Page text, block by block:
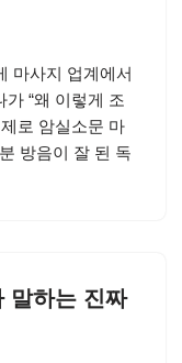
마사지 업계에서
“왜 이렇게 조
로 암실소문 마
방음이 잘 된 독
말하는 진짜